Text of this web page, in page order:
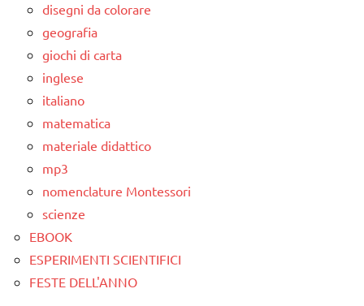
scienze:
corpo
umano
TUTTI GLI
ARGOMENTI
PER ETA'
TUTTI GLI
ARTICOLI
VITA
PRATICA
disegni da colorare
geografia
giochi di carta
inglese
italiano
matematica
materiale didattico
mp3
nomenclature Montessori
scienze
EBOOK
ESPERIMENTI SCIENTIFICI
FESTE DELL'ANNO